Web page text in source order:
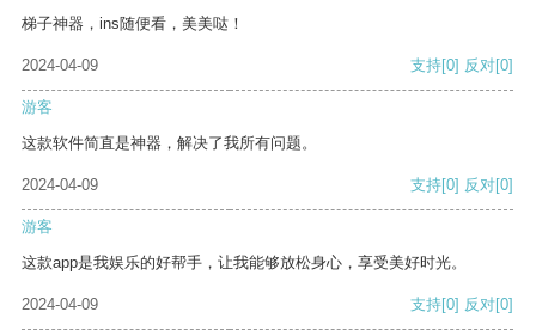
梯子神器，ins随便看，美美哒！
2024-04-09 支持[0] 反对[0]
游客
这款软件简直是神器，解决了我所有问题。
2024-04-09 支持[0] 反对[0]
游客
这款app是我娱乐的好帮手，让我能够放松身心，享受美好时光。
2024-04-09 支持[0] 反对[0]